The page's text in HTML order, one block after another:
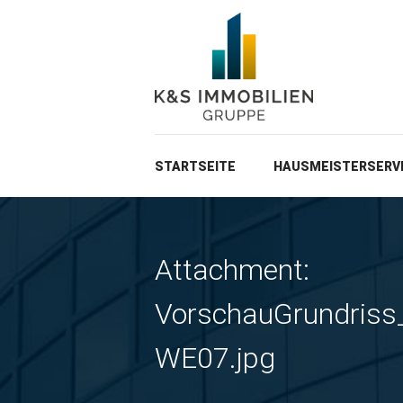
STARTSEITE
Attachment:
WE07.jpg